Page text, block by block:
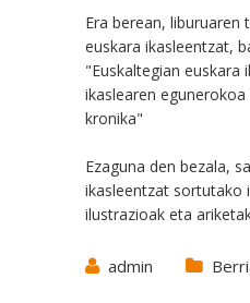
Era berean,
euskara ikasleentzat,
"Euskaltegian euskara
ikaslearen
kronika"
Ezaguna den bezala,
ikasleentzat sortutako
ilustrazioak eta
admin